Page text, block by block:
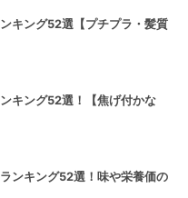
キング52選【プチプラ・髪質
キング52選！【焦げ付かな
ンキング52選！味や栄養価の